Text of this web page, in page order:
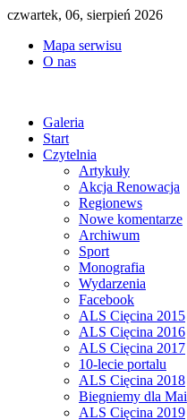
czwartek, 06, sierpień 2026
Mapa serwisu
O nas
Galeria
Start
Czytelnia
Artykuły
Akcja Renowacja
Regionews
Nowe komentarze
Archiwum
Sport
Monografia
Wydarzenia
Facebook
ALS Cięcina 2015
ALS Cięcina 2016
ALS Cięcina 2017
10-lecie portalu
ALS Cięcina 2018
Biegniemy dla Mai
ALS Cięcina 2019